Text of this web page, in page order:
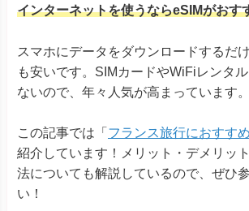
インターネットを使うならeSIMがおす
スマホにデータをダウンロードするだ
も安いです。SIMカードやWiFiレンタ
ないので、年々人気が高まっています。
この記事では「 フランス旅行におすす
紹介しています！メリット・デメリッ
法についても解説しているので、ぜひ
い！